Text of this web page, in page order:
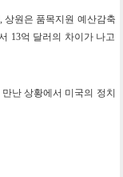
상원은 품목지원 예산감축
13억 달러의 차이가 나고
난 상황에서 미국의 정치